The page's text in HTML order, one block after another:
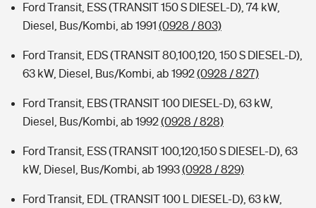
Ford Transit, ESS (TRANSIT 150 S DIESEL-D), 74 kW,
Diesel, Bus/Kombi, ab 1991 (0928 / 803)
Ford Transit, EDS (TRANSIT 80,100,120, 150 S DIESEL-D),
63 kW, Diesel, Bus/Kombi, ab 1992(0928 / 827)
Ford Transit, EBS (TRANSIT 100 DIESEL-D), 63 kW,
Diesel, Bus/Kombi, ab 1992(0928 / 828)
Ford Transit, ESS (TRANSIT 100,120,150 S DIESEL-D), 63
kW, Diesel, Bus/Kombi, ab 1993(0928 / 829)
Ford Transit, EDL (TRANSIT 100 L DIESEL-D), 63 kW,